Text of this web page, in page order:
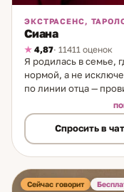
ЭКСТРАСЕНС,
Сиана
4,87· 11411 оценок
Я родилась в семье,
нормой, а не
по линии отца —
передали три
мешай, не
практики, но и того,
который приходит
тонкое
жизни — не тайной и
существования. Это
Спросить в
Сейчас говорит